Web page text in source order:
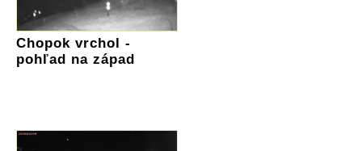
Chopok vrchol -
pohľad na západ